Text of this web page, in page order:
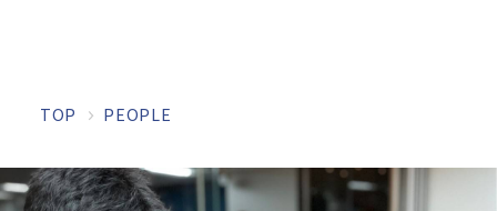
TOP PEOPLE